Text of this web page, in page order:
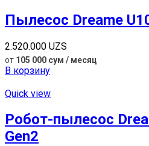
Пылесос Dreame
2.520.000 UZS
от 105 000 сум / месяц
В корзину
Quick view
Робот-пылесос
Gen2